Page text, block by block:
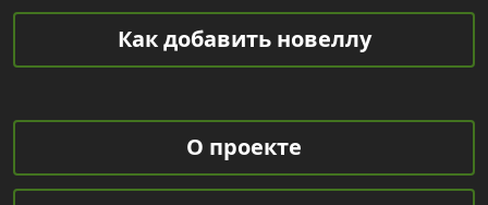
Как добавить новеллу
О проекте